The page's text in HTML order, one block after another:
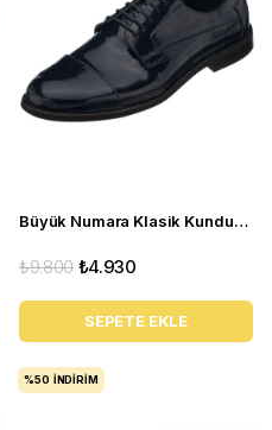
Büyük Numara Klasik Kundura - NV1088 Koyu Lacivert
₺4.930
₺9.800
SEPETE EKLE
%50 İNDIRIM